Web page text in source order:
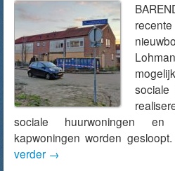
sociale
sociale huurwoningen en
kapwoningen worden
verder →